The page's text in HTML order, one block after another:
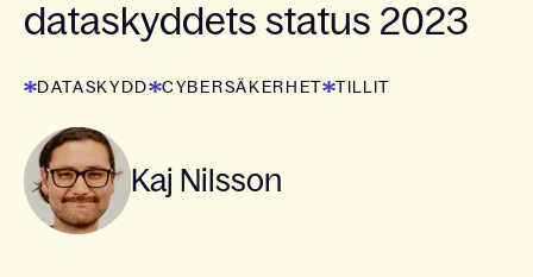
dataskyddets status 2023
DATASKYDD CYBERSÄKERHET TILLIT
Kaj Nilsson